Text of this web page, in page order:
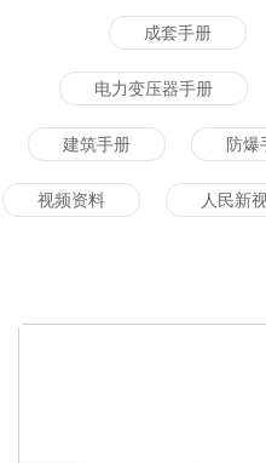
成套手册
电力变压器手册
建筑手册 防爆
视频资料 人民新